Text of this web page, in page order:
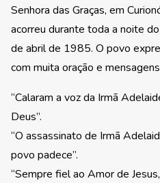
Senhora das Graças, em
acorreu durante toda a noite
de abril de 1985. O povo
com muita oração e
“Calaram a voz da Irmã
Deus”.
“O assassinato de Irmã
povo padece”.
“Sempre fiel ao Amor de